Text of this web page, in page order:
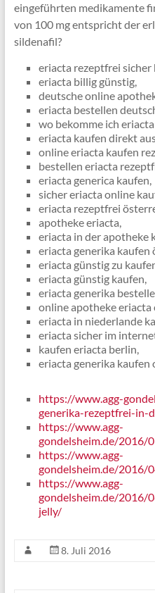
eingeführten medikamente
von 100 mg entspricht der
sildenafil?
eriacta rezeptfrei sicher
eriacta billig günstig,
deutsche online
eriacta bestellen
wo bekomme ich
eriacta kaufen direkt
online eriacta kaufen
bestellen eriacta
eriacta generica kaufen,
sicher eriacta online
eriacta rezeptfrei
apotheke eriacta,
eriacta in der apotheke
eriacta generika kaufen
eriacta günstig zu
eriacta günstig kaufen,
eriacta generika
online apotheke eriacta
eriacta in niederlande
eriacta sicher im
kaufen eriacta berlin,
eriacta generika kaufen
https://www.agg-
generika-rezeptfrei-in-
https://www.agg-
gondelsheim.de/2016/
https://www.agg-
gondelsheim.de/2016/
https://www.agg-
gondelsheim.de/2016/
jelly/
8. Juli 2016